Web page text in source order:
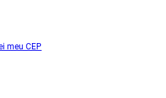
meu CEP